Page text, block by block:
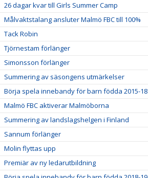
26 dagar kvar till Girls Summer Camp
Målvaktstalang ansluter Malmö FBC till 100%
Tack Robin
Tjörnestam förlänger
Simonsson förlänger
Summering av säsongens utmärkelser
Börja spela innebandy för barn födda 2015-18
Malmö FBC aktiverar Malmöborna
Summering av landslagshelgen i Finland
Sannum förlänger
Molin flyttas upp
Premiär av ny ledarutbildning